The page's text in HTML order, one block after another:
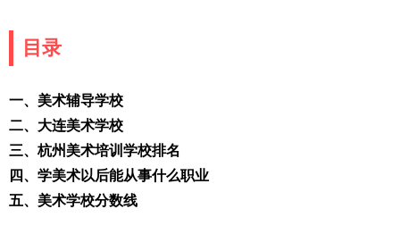
目录
一、美术辅导学校
二、大连美术学校
三、杭州美术培训学校排名
四、学美术以后能从事什么职业
五、美术学校分数线